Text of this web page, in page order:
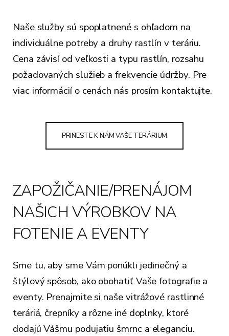
Naše služby sú spoplatnené s ohľadom na
individuálne potreby a druhy rastlín v teráriu.
Cena závisí od veľkosti a typu rastlín, rozsahu
požadovaných služieb a frekvencie údržby. Pre
viac informácií o cenách nás prosím kontaktujte.
PRINESTE K NÁM VAŠE TERÁRIUM
ZAPOŽIČANIE/PRENÁJOM
NAŠICH VÝROBKOV NA
FOTENIE A EVENTY
Sme tu, aby sme Vám ponúkli jedinečný a
štýlový spôsob, ako obohatiť Vaše fotografie a
eventy. Prenajmite si naše vitrážové rastlinné
teráriá, črepníky a rôzne iné doplnky, ktoré
dodajú Vášmu podujatiu šmrnc a eleganciu.